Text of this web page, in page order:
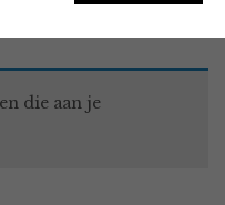
die aan je